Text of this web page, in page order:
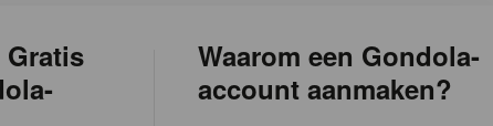
Gratis
Waarom een Gondola-
account aanmaken?